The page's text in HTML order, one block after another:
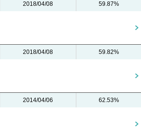
2018/04/08 59.87%
2018/04/08 59.82%
2014/04/06 62.53%